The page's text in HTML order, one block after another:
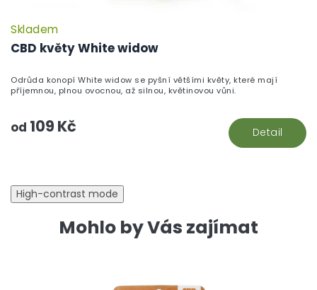
CBD květy White widow
Skladem
od 109 Kč Detail
Odrůda konopí White widow se pyšní většími květy, které mají
příjemnou, plnou ovocnou, až silnou, květinovou vůni.
High-contrast mode
Mohlo by Vás zajímat